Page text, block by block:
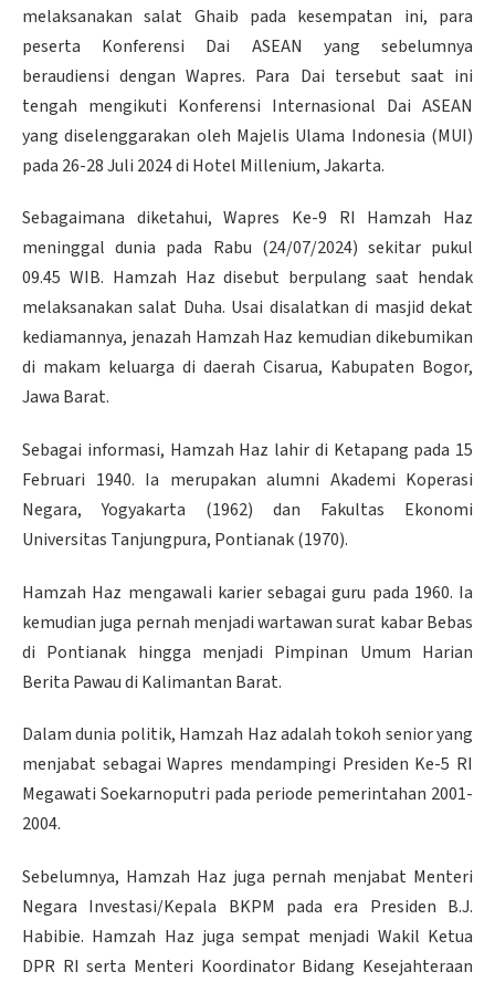
melaksanakan salat Ghaib pada kesempatan ini, para
peserta Konferensi Dai ASEAN yang sebelumnya
beraudiensi dengan Wapres. Para Dai tersebut saat ini
tengah mengikuti Konferensi Internasional Dai ASEAN
yang diselenggarakan oleh Majelis Ulama Indonesia (MUI)
pada 26-28 Juli 2024 di Hotel Millenium, Jakarta.
Sebagaimana diketahui, Wapres Ke-9 RI Hamzah Haz
meninggal dunia pada Rabu (24/07/2024) sekitar pukul
09.45 WIB. Hamzah Haz disebut berpulang saat hendak
melaksanakan salat Duha. Usai disalatkan di masjid dekat
kediamannya, jenazah Hamzah Haz kemudian dikebumikan
di makam keluarga di daerah Cisarua, Kabupaten Bogor,
Jawa Barat.
Sebagai informasi, Hamzah Haz lahir di Ketapang pada 15
Februari 1940. Ia merupakan alumni Akademi Koperasi
Negara, Yogyakarta (1962) dan Fakultas Ekonomi
Universitas Tanjungpura, Pontianak (1970).
Hamzah Haz mengawali karier sebagai guru pada 1960. Ia
kemudian juga pernah menjadi wartawan surat kabar Bebas
di Pontianak hingga menjadi Pimpinan Umum Harian
Berita Pawau di Kalimantan Barat.
Dalam dunia politik, Hamzah Haz adalah tokoh senior yang
menjabat sebagai Wapres mendampingi Presiden Ke-5 RI
Megawati Soekarnoputri pada periode pemerintahan 2001-
2004.
Sebelumnya, Hamzah Haz juga pernah menjabat Menteri
Negara Investasi/Kepala BKPM pada era Presiden B.J.
Habibie. Hamzah Haz juga sempat menjadi Wakil Ketua
DPR RI serta Menteri Koordinator Bidang Kesejahteraan